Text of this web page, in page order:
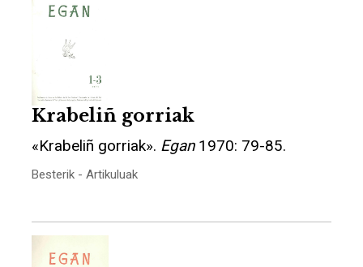
Krabeliñ gorriak
«Krabeliñ gorriak». Egan1970: 79-85.
Besterik - Artikuluak